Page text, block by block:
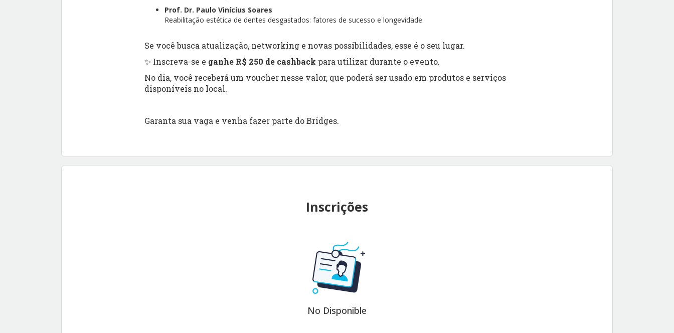
Prof. Dr. Paulo Vinícius Soares
Reabilitação estética de dentes desgastados: fatores de sucesso e longevidade
Se você busca atualização, networking e novas possibilidades, esse é o seu lugar.
✨ Inscreva-se e ganhe R$ 250 de cashback para utilizar durante o evento.
No dia, você receberá um voucher nesse valor, que poderá ser usado em produtos e serviços
disponíveis no local.
Garanta sua vaga e venha fazer parte do Bridges.
Inscrições
No Disponible